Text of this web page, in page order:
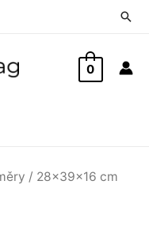
0
/ 28x39x16 cm